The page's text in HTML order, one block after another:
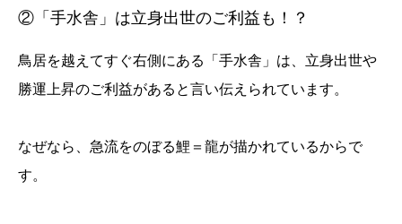
②「手水舎」は立身出世のご利益も！？
鳥居を越えてすぐ右側にある「手水舎」は、立身出世や
勝運上昇のご利益があると言い伝えられています。
なぜなら、急流をのぼる鯉＝龍が描かれているからで
す。